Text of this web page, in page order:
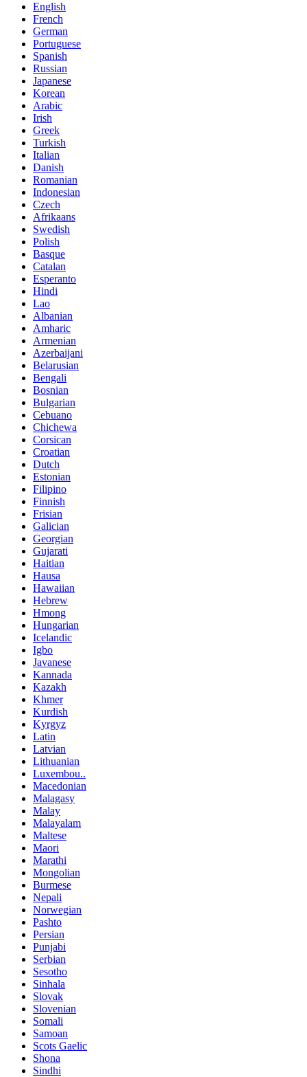
English
French
German
Portuguese
Spanish
Russian
Japanese
Korean
Arabic
Irish
Greek
Turkish
Italian
Danish
Romanian
Indonesian
Czech
Afrikaans
Swedish
Polish
Basque
Catalan
Esperanto
Hindi
Lao
Albanian
Amharic
Armenian
Azerbaijani
Belarusian
Bengali
Bosnian
Bulgarian
Cebuano
Chichewa
Corsican
Croatian
Dutch
Estonian
Filipino
Finnish
Frisian
Galician
Georgian
Gujarati
Haitian
Hausa
Hawaiian
Hebrew
Hmong
Hungarian
Icelandic
Igbo
Javanese
Kannada
Kazakh
Khmer
Kurdish
Kyrgyz
Latin
Latvian
Lithuanian
Luxembou..
Macedonian
Malagasy
Malay
Malayalam
Maltese
Maori
Marathi
Mongolian
Burmese
Nepali
Norwegian
Pashto
Persian
Punjabi
Serbian
Sesotho
Sinhala
Slovak
Slovenian
Somali
Samoan
Scots Gaelic
Shona
Sindhi